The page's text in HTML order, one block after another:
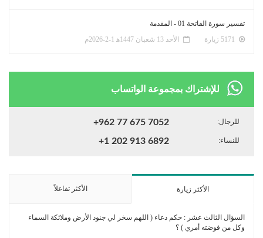
تفسير سورة الفاتحة 01 - المقدمة
الأحد 13 شعبان 1447ﻫ 1-2-2026م
للإشتراك بمجموعة الواتساب
للرجال: +962 77 675 7052
للنساء: +1 202 913 6892
الأكثر زيارة الأكثر تفاعلاً
السؤال الثالث عشر : حكم دعاء ( اللهم سخر لي جنود الأرض وملائكة السماء
وكل من فوضته أمري ) ؟